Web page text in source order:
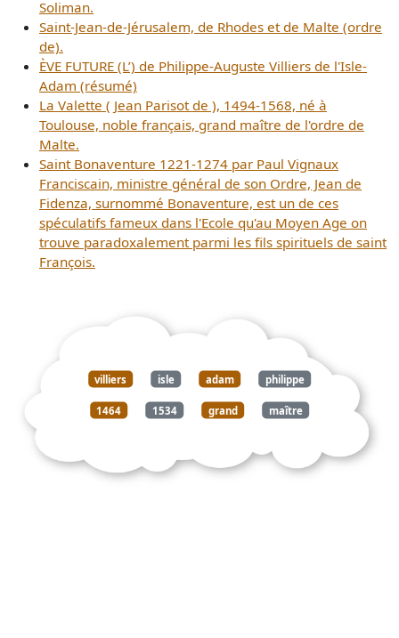
Soliman.
Saint-Jean-de-Jérusalem, de Rhodes et de Malte (ordre
de).
ÈVE FUTURE (L’) de Philippe-Auguste Villiers de l'Isle-
Adam (résumé)
La Valette ( Jean Parisot de ), 1494-1568, né à
Toulouse, noble français, grand maître de l'ordre de
Malte.
Saint Bonaventure 1221-1274 par Paul Vignaux
Franciscain, ministre général de son Ordre, Jean de
Fidenza, surnommé Bonaventure, est un de ces
spéculatifs fameux dans l'Ecole qu'au Moyen Age on
trouve paradoxalement parmi les fils spirituels de saint
François.
villiers isle adam philippe
1464 1534 grand maître
soutient rhodes